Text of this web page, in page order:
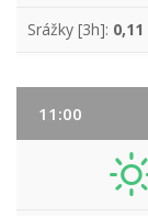
Srážky [3h]:
11:00